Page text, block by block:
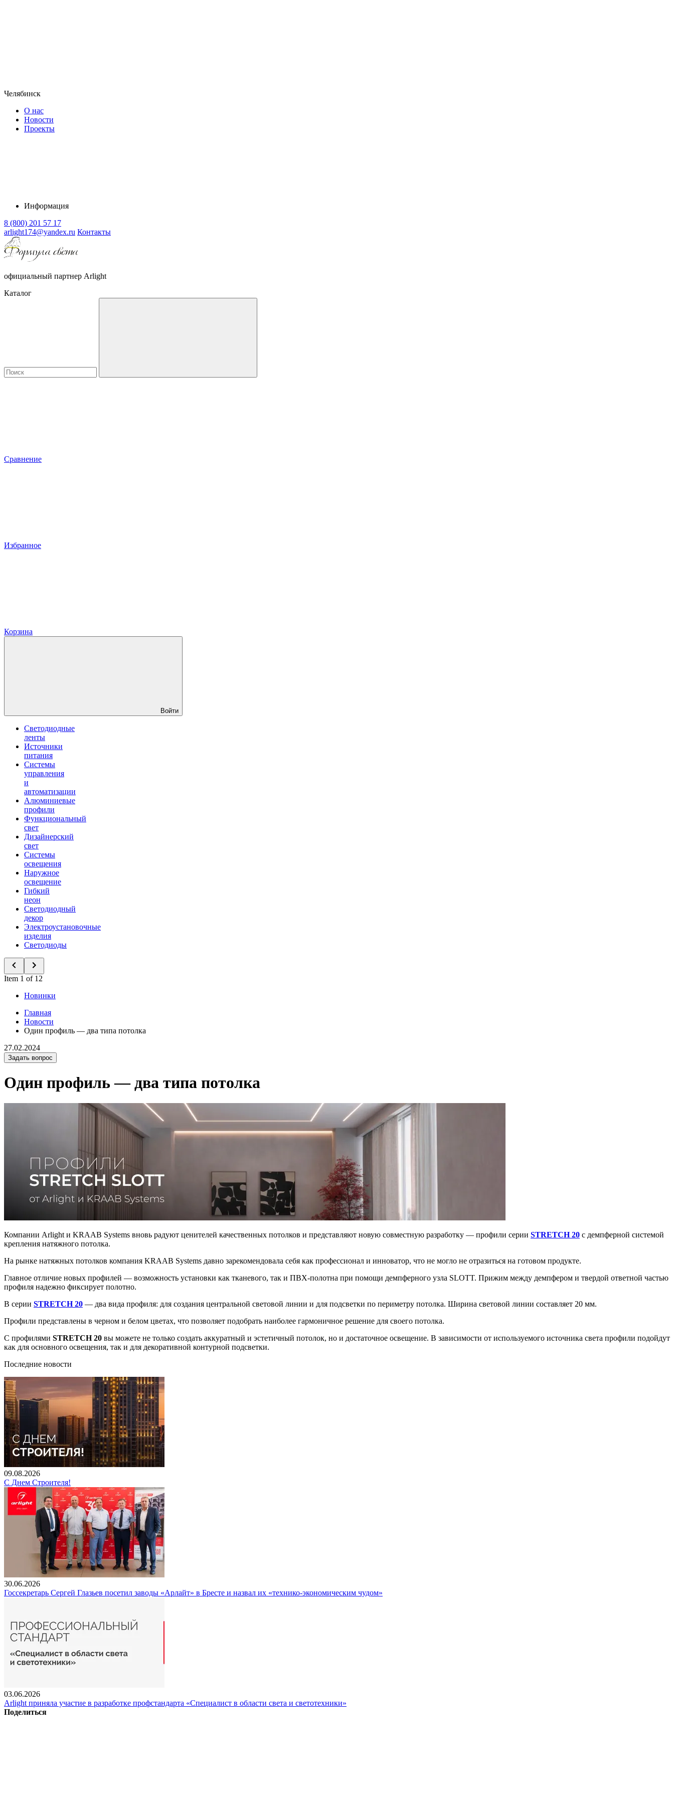
Челябинск
О нас
Новости
Проекты
Информация
8 (800) 201 57 17
arlight174@yandex.ru Контакты
официальный партнер Arlight
Каталог
Сравнение
Избранное
Корзина
Войти
Светодиодные
ленты
Источники
питания
Системы
управления
и
автоматизации
Алюминиевые
профили
Функциональный
свет
Дизайнерский
свет
Системы
освещения
Наружное
освещение
Гибкий
неон
Светодиодный
декор
Электроустановочные
изделия
Светодиоды
Item 1 of 12
Новинки
Главная
Новости
Один профиль — два типа потолка
27.02.2024
Задать вопрос
Один профиль — два типа потолка
Компании Arlight и KRAAB Systems вновь радуют ценителей качественных потолков и представляют новую совместную разработку — профили серии STRETCH 20 с демпферной системой
крепления натяжного потолка.
На рынке натяжных потолков компания KRAAB Systems давно зарекомендовала себя как профессионал и инноватор, что не могло не отразиться на готовом продукте.
Главное отличие новых профилей — возможность установки как тканевого, так и ПВХ-полотна при помощи демпферного узла SLOTT. Прижим между демпфером и твердой ответной частью
профиля надежно фиксирует полотно.
В серии STRETCH 20 — два вида профиля: для создания центральной световой линии и для подсветки по периметру потолка. Ширина световой линии составляет 20 мм.
Профили представлены в черном и белом цветах, что позволяет подобрать наиболее гармоничное решение для своего потолка.
С профилями STRETCH 20 вы можете не только создать аккуратный и эстетичный потолок, но и достаточное освещение. В зависимости от используемого источника света профили подойдут
как для основного освещения, так и для декоративной контурной подсветки.
Последние новости
09.08.2026
С Днем Строителя!
30.06.2026
Госсекретарь Сергей Глазьев посетил заводы «Арлайт» в Бресте и назвал их «технико-экономическим чудом»
03.06.2026
Arlight приняла участие в разработке профстандарта «Специалист в области света и светотехники»
Поделиться